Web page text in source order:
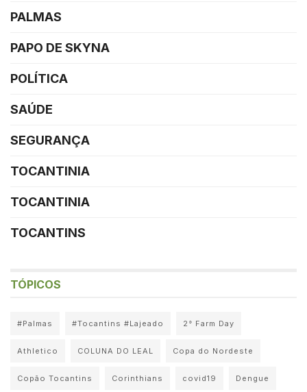
PALMAS
PAPO DE SKYNA
POLÍTICA
SAÚDE
SEGURANÇA
TOCANTINIA
TOCANTINIA
TOCANTINS
TÓPICOS
#Palmas #Tocantins #Lajeado 2° Farm Day
Athletico COLUNA DO LEAL Copa do Nordeste
Copão Tocantins Corinthians covid19 Dengue